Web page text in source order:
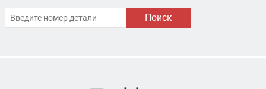
Поиск